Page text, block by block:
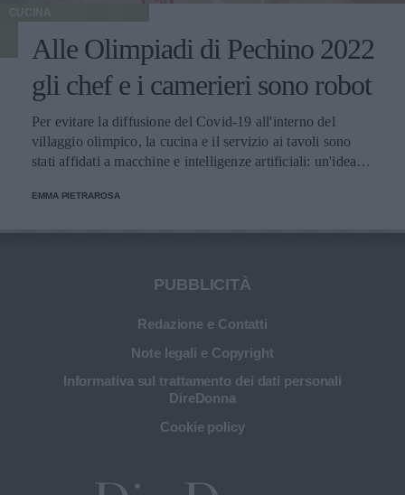
CUCINA
Alle Olimpiadi di Pechino 2022
gli chef e i camerieri sono robot
Per evitare la diffusione del Covid-19 all'interno del
villaggio olimpico, la cucina e il servizio ai tavoli sono
stati affidati a macchine e intelligenze artificiali: un'idea
EMMA PIETRAROSA
PUBBLICITÀ
Redazione e Contatti
Note legali e Copyright
Informativa sul trattamento dei dati personali
DireDonna
Cookie policy